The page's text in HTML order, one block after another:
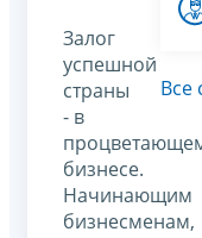
Залог
успешной
страны
- в
бизнесе.
Начинающим
бизнесменам,
Все